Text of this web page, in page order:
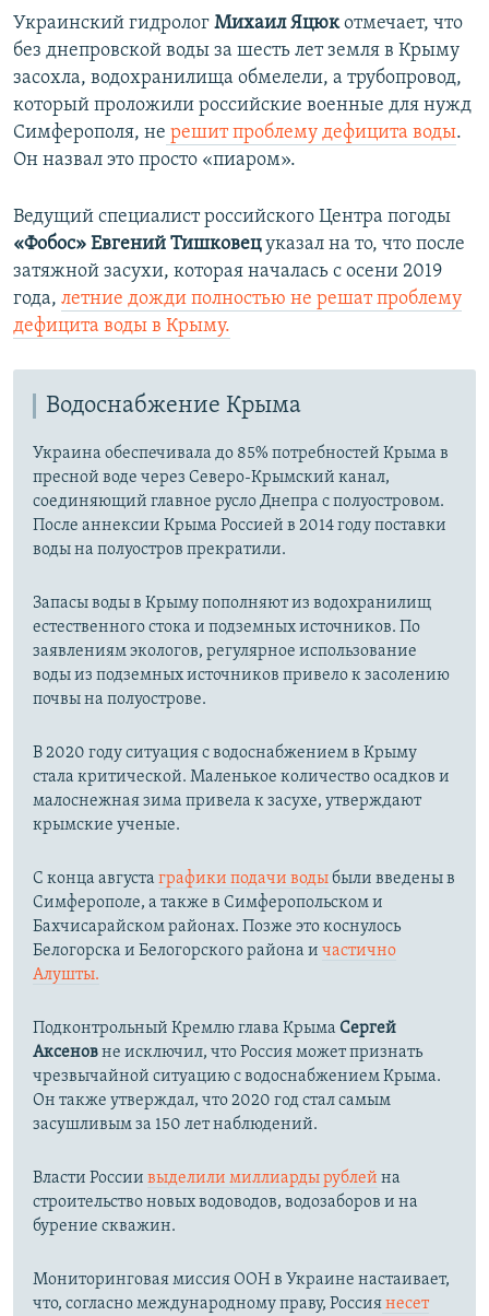
д
ы
д
у
щ
и
с
л
а
й
д
д
у
ю
щ
и
й
л
а
й
д
Украинский гидролог Михаил Яцюкотмечает, что
без днепровской воды за шесть лет земля в Крыму
засохла, водохранилища обмелели, а трубопровод,
который проложили российские военные для нужд
Симферополя, не решит проблему дефицита воды.
Он назвал это просто «пиаром».
Ведущий специалист российского Центра погоды
«Фобос» Евгений Тишковецуказал на то, что после
затяжной засухи, которая началась с осени 2019
года, летние дожди полностью не решат проблему
дефицита воды в Крыму.
Водоснабжение Крыма
Украина обеспечивала до 85% потребностей Крыма в
пресной воде через Северо-Крымский канал,
соединяющий главное русло Днепра с полуостровом.
После аннексии Крыма Россией в 2014 году поставки
воды на полуостров прекратили.
Запасы воды в Крыму пополняют из водохранилищ
естественного стока и подземных источников. По
заявлениям экологов, регулярное использование
воды из подземных источников привело к засолению
почвы на полуострове.
В 2020 году ситуация с водоснабжением в Крыму
стала критической. Маленькое количество осадков и
малоснежная зима привела к засухе, утверждают
крымские ученые.
С конца августа графики подачи водыбыли введены в
Симферополе, а также в Симферопольском и
Бахчисарайском районах. Позже это коснулось
Белогорска и Белогорского района и частично
Алушты.
Подконтрольный Кремлю глава Крыма Сергей
Аксеновне исключил, что Россия может признать
чрезвычайной ситуацию с водоснабжением Крыма.
Он также утверждал, что 2020 год стал самым
засушливым за 150 лет наблюдений.​
Власти России выделили миллиарды рублей на
строительство новых водоводов, водозаборов и на
бурение скважин.
Мониторинговая миссия ООН в Украине настаивает,
что, согласно международному праву, Россиянесет